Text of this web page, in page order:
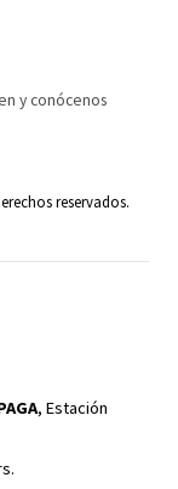
y conócenos
reservados.
, Estación